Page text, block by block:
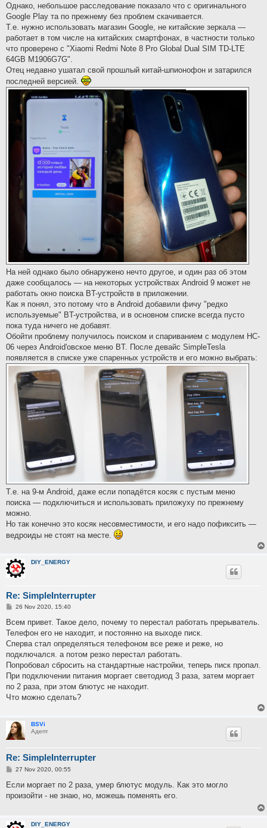
Однако, небольшое расследование показало что с оригинального
Google Play та по прежнему без проблем скачивается.
Т.е. нужно использовать магазин Google, не китайские зеркала —
работает в том числе на китайских смартфонах, в частности только
что проверено с "Xiaomi Redmi Note 8 Pro Global Dual SIM TD-LTE
64GB M1906G7G".
Отец недавно ушатал свой прошлый китай-шпионофон и затарился
последней версией.
На ней однако было обнаружено нечто другое, и один раз об этом
даже сообщалось — на некоторых устройствах Android 9 может не
работать окно поиска BT-устройств в приложении.
Как я понял, это потому что в Android добавили фичу "редко
используемые" BT-устройства, и в основном списке всегда пусто
пока туда ничего не добавят.
Обойти проблему получилось поиском и спариванием с модулем HC-
06 через Android'овское меню BT. После девайс SimpleTesla
появляется в списке уже спаренных устройств и его можно выбрать:
Т.е. на 9-м Android, даже если попадётся косяк с пустым меню
поиска — подключиться и использовать приложуху по прежнему
можно.
Но так конечно это косяк несовместимости, и его надо пофиксить —
ведроиды не стоят на месте.
DIY_ENERGY
Re: SimpleInterrupter
P
s
26 Nov 2020, 15:40
Всем привет. Такое дело, почему то перестал работать прерыватель.
Телефон его не находит, и постоянно на выходе писк.
Сперва стал определяться телефоном все реже и реже, но
подключался. а потом резко перестал работать.
Попробовал сбросить на стандартные настройки, теперь писк пропал.
При подключении питания моргает светодиод 3 раза, затем моргает
по 2 раза, при этом блютус не находит.
Что можно сделать?
BSVi
Адепт
Re: SimpleInterrupter
P
s
27 Nov 2020, 00:55
Если моргает по 2 раза, умер блютус модуль. Как это могло
произойти - не знаю, но, можешь поменять его.
DIY_ENERGY